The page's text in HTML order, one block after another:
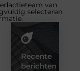
van
selecteren
Recente
berichten